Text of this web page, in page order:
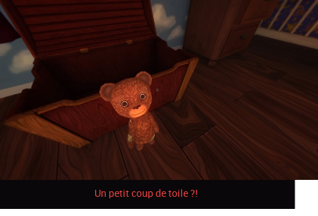
Un petit coup de toile ?!